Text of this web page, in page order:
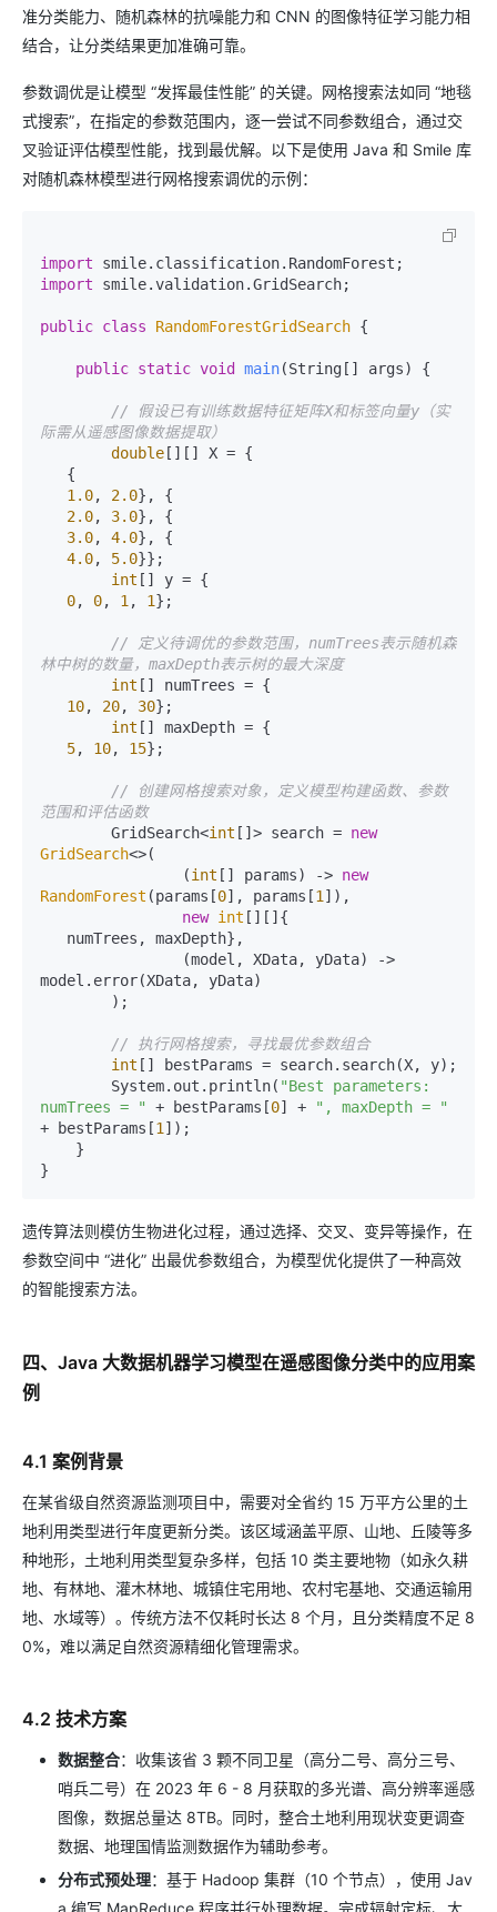
准分类能力、随机森林的抗噪能力和 CNN 的图像特征学习能力相
结合，让分类结果更加准确可靠。
参数调优是让模型 “发挥最佳性能” 的关键。网格搜索法如同 “地毯
式搜索”，在指定的参数范围内，逐一尝试不同参数组合，通过交
叉验证评估模型性能，找到最优解。以下是使用 Java 和 Smile 库
对随机森林模型进行网格搜索调优的示例：
import
import smile.validation.GridSearch;
public class RandomForestGridSearch {
public static void main(String[] args) {
// 假设已有训练数据特征矩阵X和标签向量y（实
际需从遥感图像数据提取）
double [][] X = {
1.0, 2.0}, {
2.0, 3.0}, {
3.0, 4.0}, {
4.0, 5.0}};
int [] y = {
0, 0, 1, 1};
// 定义待调优的参数范围，numTrees表示随机森
林中树的数量，maxDepth表示树的最大深度
int [] numTrees = {
10, 20, 30};
int [] maxDepth = {
5, 10, 15};
// 创建网格搜索对象，定义模型构建函数、参数
范围和评估函数
        GridSearch<
int []> search = new
GridSearch<>(
                (
int [] params) -> new
RandomForest (params[0], params[1]),
new int [][]{
model.error(XData, yData)
// 执行网格搜索，寻找最优参数组合
int [] bestParams = search.search(X, y);
        System.out.println(
"Best parameters:
numTrees = "
+ bestParams[0] +
", maxDepth = "
+ bestParams[1]);
遗传算法则模仿生物进化过程，通过选择、交叉、变异等操作，在
参数空间中 “进化” 出最优参数组合，为模型优化提供了一种高效
的智能搜索方法。
四、Java 大数据机器学习模型在遥感图像分类中的应用案
例
4.1 案例背景
在某省级自然资源监测项目中，需要对全省约 15 万平方公里的土
地利用类型进行年度更新分类。该区域涵盖平原、山地、丘陵等多
种地形，土地利用类型复杂多样，包括 10 类主要地物（如永久耕
地、有林地、灌木林地、城镇住宅用地、农村宅基地、交通运输用
地、水域等）。传统方法不仅耗时长达 8 个月，且分类精度不足 8
0%，难以满足自然资源精细化管理需求。
4.2 技术方案
数据整合：收集该省 3 颗不同卫星（高分二号、高分三号、
哨兵二号）在 2023 年 6 - 8 月获取的多光谱、高分辨率遥感
图像，数据总量达 8TB。同时，整合土地利用现状变更调查
数据、地理国情监测数据作为辅助参考。
分布式预处理：基于 Hadoop 集群（10 个节点），使用 Jav
a 编写 MapReduce 程序并行处理数据。完成辐射定标、大